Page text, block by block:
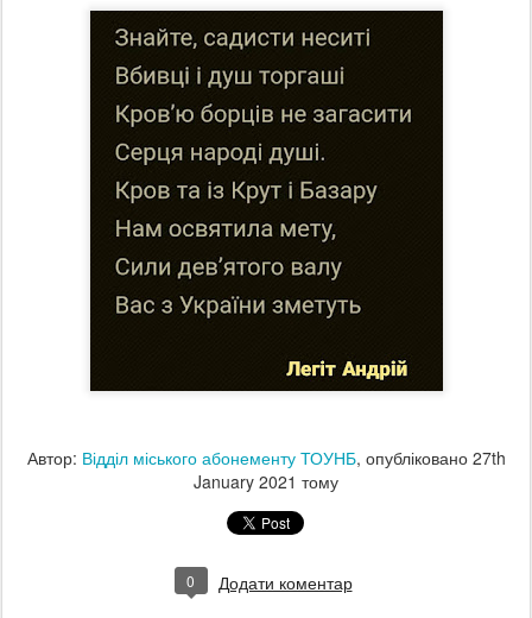
Автор: Відділ міського абонементу ТОУНБ, опубліковано 27th
January 2021 тому
0 Додати коментар